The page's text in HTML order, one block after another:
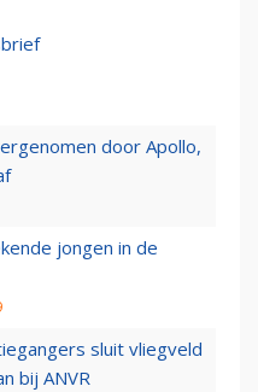
door Apollo,
jongen in de
sluit vliegveld
bij ANVR